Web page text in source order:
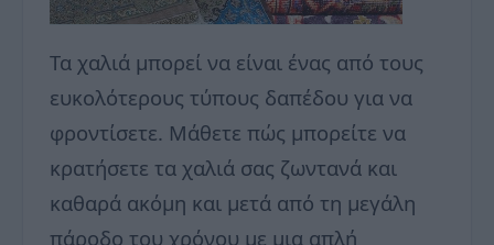
Τα χαλιά μπορεί να είναι ένας από τους
ευκολότερους τύπους δαπέδου για να
φροντίσετε. Μάθετε πώς μπορείτε να
κρατήσετε τα χαλιά σας ζωντανά και
καθαρά ακόμη και μετά από τη μεγάλη
πάροδο του χρόνου με μια απλή